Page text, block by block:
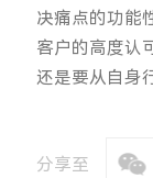
决痛点的功能
客户的高度认
还是要从自身
分享至